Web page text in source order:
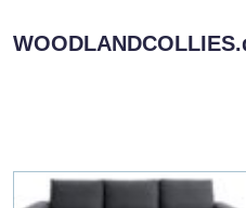
WOODLANDCOLLIES.